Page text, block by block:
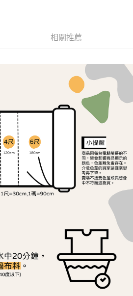
綁卡、不需儲值。
，再付款。
】
先享後付」後，將跳轉至「AFTEE先享後付」
金額後，即可完成結帳。
繳費通知簡訊。
內，點擊此簡訊中的連結，可透過四大超商／
行付款，方視為交易完成。
需立刻繳費，但若您需要取消訂單，請聯絡
取消之訂單仍視為有效，需透過AFTEE先享
享後付 」之結帳頁面顯示為準，若有關於
退款等相關疑問，請聯繫「AFTEE先享後付
support/home
司提供之「AFTEE先享後付」服務完成之交
供個人資料，並將交易相關給付款項請求債
。
法定代理人或監護人之同意方可使用
同意申辦者引起之損失，本公司不負相關責
時，將依據個別帳號之用戶狀況，依本公司即
仍有額度不足之情形，本公司將視審查結果
以上)免運費
含以上)免運費
含以上)免運費
相關推薦